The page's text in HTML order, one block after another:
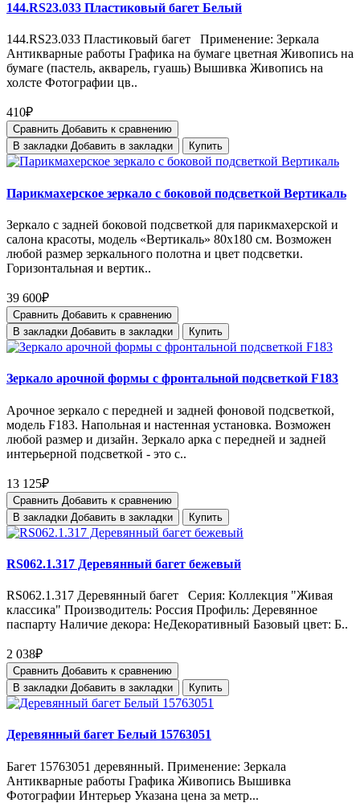
144.RS23.033 Пластиковый багет Белый
144.RS23.033 Пластиковый багет Применение: Зеркала
Антикварные работы Графика на бумаге цветная Живопись на
бумаге (пастель, акварель, гуашь) Вышивка Живопись на
холсте Фотографии цв..
410₽
Сравнить Добавить к сравнению
В закладки Добавить в закладки Купить
Парикмахерское зеркало с боковой подсветкой Вертикаль
Зеркало с задней боковой подсветкой для парикмахерской и
салона красоты, модель «Вертикаль» 80х180 см. Возможен
любой размер зеркального полотна и цвет подсветки.
Горизонтальная и вертик..
39 600₽
Сравнить Добавить к сравнению
В закладки Добавить в закладки Купить
Зеркало арочной формы с фронтальной подсветкой F183
Арочное зеркало с передней и задней фоновой подсветкой,
модель F183. Напольная и настенная установка. Возможен
любой размер и дизайн. Зеркало арка с передней и задней
интерьерной подсветкой - это с..
13 125₽
Сравнить Добавить к сравнению
В закладки Добавить в закладки Купить
RS062.1.317 Деревянный багет бежевый
RS062.1.317 Деревянный багет Серия: Коллекция "Живая
классика" Производитель: Россия Профиль: Деревянное
паспарту Наличие декора: НеДекоративный Базовый цвет: Б..
2 038₽
Сравнить Добавить к сравнению
В закладки Добавить в закладки Купить
Деревянный багет Белый 15763051
Багет 15763051 деревянный. Применение: Зеркала
Антикварные работы Графика Живопись Вышивка
Фотографии Интерьер Указана цена за метр...